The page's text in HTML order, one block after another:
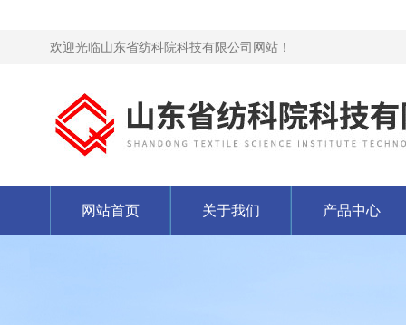
欢迎光临山东省纺科院科技有限公司网站！
网站首页 关于我们 产品中心